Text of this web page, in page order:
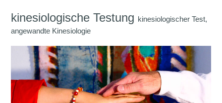
kinesiologische Testung kinesiologischer Test,
angewandte Kinesiologie